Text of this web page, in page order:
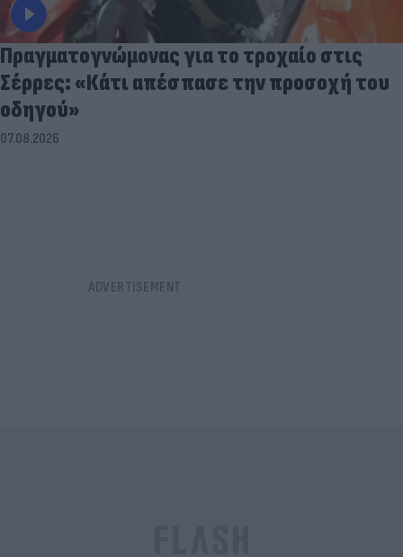
Πραγματογνώμονας για το τροχαίο στις
Σέρρες: «Κάτι απέσπασε την προσοχή του
οδηγού»
07.08.2026